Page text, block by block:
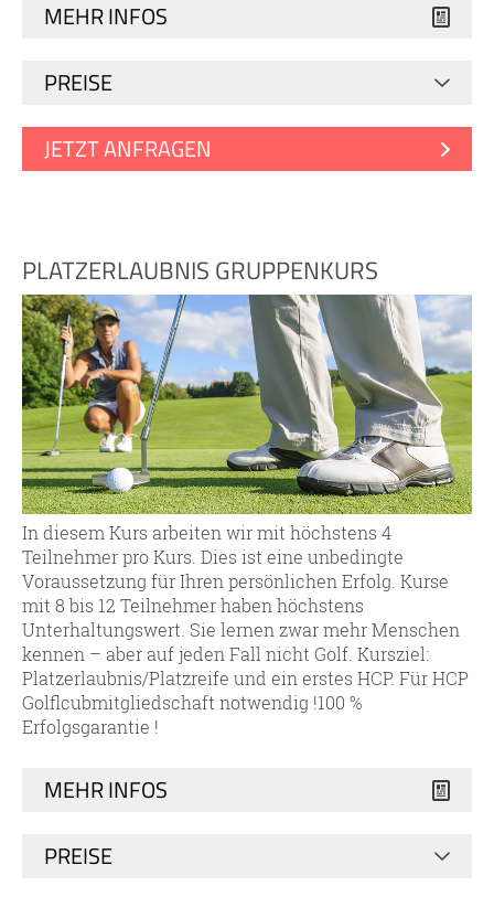
MEHR INFOS
PREISE
JETZT ANFRAGEN
PLATZERLAUBNIS GRUPPENKURS
In diesem Kurs arbeiten wir mit höchstens 4
Teilnehmer pro Kurs. Dies ist eine unbedingte
Voraussetzung für Ihren persönlichen Erfolg. Kurse
mit 8 bis 12 Teilnehmer haben höchstens
Unterhaltungswert. Sie lernen zwar mehr Menschen
kennen – aber auf jeden Fall nicht Golf. Kursziel:
Platzerlaubnis/Platzreife und ein erstes HCP. Für HCP
Golflcubmitgliedschaft notwendig !100 %
Erfolgsgarantie !
MEHR INFOS
PREISE